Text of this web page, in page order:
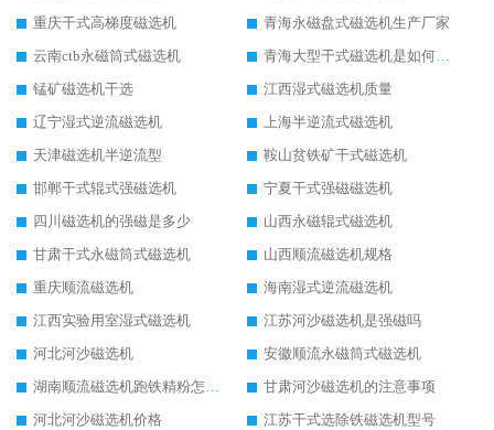
重庆干式高梯度磁选机
青海永磁盘式磁选机生产厂家
云南ctb永磁筒式磁选机
青海大型干式磁选机是如何选矿的
锰矿磁选机干选
江西湿式磁选机质量
辽宁湿式逆流磁选机
上海半逆流式磁选机
天津磁选机半逆流型
鞍山贫铁矿干式磁选机
邯郸干式辊式强磁选机
宁夏干式强磁磁选机
四川磁选机的强磁是多少
山西永磁辊式磁选机
甘肃干式永磁筒式磁选机
山西顺流磁选机规格
重庆顺流磁选机
海南湿式逆流磁选机
江西实验用室湿式磁选机
江苏河沙磁选机是强磁吗
河北河沙磁选机
安徽顺流永磁筒式磁选机
湖南顺流磁选机跑铁精粉怎么处理
甘肃河沙磁选机的注意事项
河北河沙磁选机价格
江苏干式选除铁磁选机型号